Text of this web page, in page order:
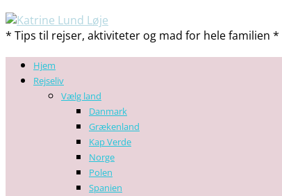
* Tips til rejser, aktiviteter og mad for hele familien *
Hjem
Rejseliv
Vælg land
Danmark
Grækenland
Kap Verde
Norge
Polen
Spanien